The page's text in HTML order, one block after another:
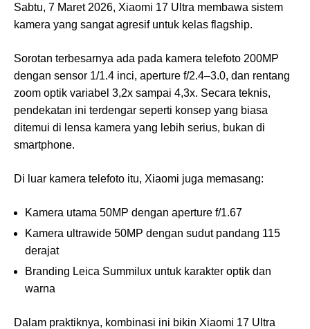
Sabtu, 7 Maret 2026, Xiaomi 17 Ultra membawa sistem
kamera yang sangat agresif untuk kelas flagship.
Sorotan terbesarnya ada pada kamera telefoto 200MP
dengan sensor 1/1.4 inci, aperture f/2.4–3.0, dan rentang
zoom optik variabel 3,2x sampai 4,3x. Secara teknis,
pendekatan ini terdengar seperti konsep yang biasa
ditemui di lensa kamera yang lebih serius, bukan di
smartphone.
Di luar kamera telefoto itu, Xiaomi juga memasang:
Kamera utama 50MP dengan aperture f/1.67
Kamera ultrawide 50MP dengan sudut pandang 115
derajat
Branding Leica Summilux untuk karakter optik dan
warna
Dalam praktiknya, kombinasi ini bikin Xiaomi 17 Ultra